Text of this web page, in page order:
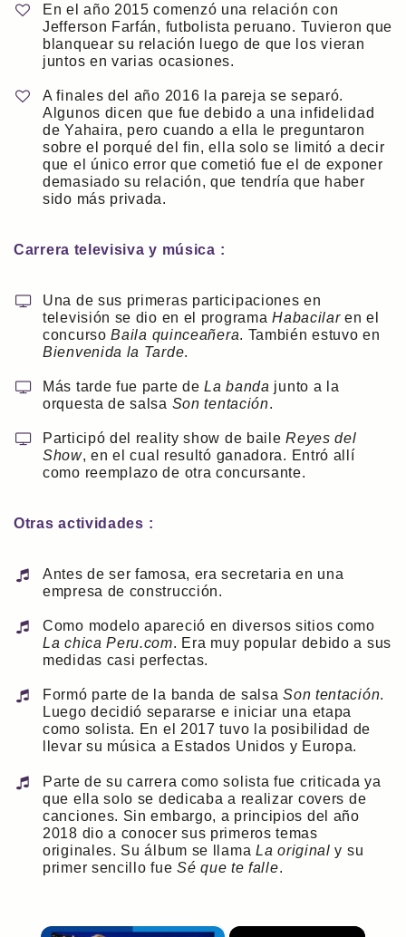
En el año 2015 comenzó una relación con
Jefferson Farfán, futbolista peruano. Tuvieron que
blanquear su relación luego de que los vieran
juntos en varias ocasiones.
A finales del año 2016 la pareja se separó.
Algunos dicen que fue debido a una infidelidad
de Yahaira, pero cuando a ella le preguntaron
sobre el porqué del fin, ella solo se limitó a decir
que el único error que cometió fue el de exponer
demasiado su relación, que tendría que haber
sido más privada.
Carrera televisiva y música :
Una de sus primeras participaciones en
televisión se dio en el programaHabacilaren el
concursoBaila quinceañera. También estuvo en
Bienvenida la Tarde.
Más tarde fue parte deLa banda junto a la
orquesta de salsa Son tentación.
Participó del reality show de baileReyes del
Show, en el cual resultó ganadora. Entró allí
como reemplazo de otra concursante.
Otras actividades :
Antes de ser famosa, era secretaria en una
empresa de construcción.
Como modelo apareció en diversos sitios como
La chica Peru.com. Era muy popular debido a sus
medidas casi perfectas.
Formó parte de la banda de salsaSon tentación.
Luego decidió separarse e iniciar una etapa
como solista. En el 2017 tuvo la posibilidad de
llevar su música a Estados Unidos y Europa.
Parte de su carrera como solista fue criticada ya
que ella solo se dedicaba a realizar covers de
canciones. Sin embargo, a principios del año
2018 dio a conocer sus primeros temas
originales. Su álbum se llama La original y su
primer sencillo fue Sé que te falle.
×